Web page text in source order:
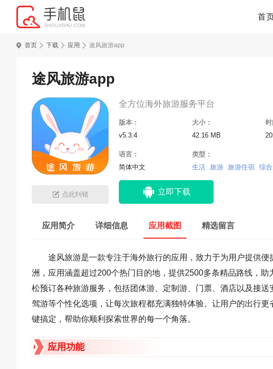
首
首页 下载 应用 途风旅游app
途风旅游app
点此纠错
全方位海外旅游服务平台
版本：
v5.3.4
大小：
42.16 MB
时
语言：
简体中文
类型：
生活
旅游 旅游住宿 综
立即下载
应用简介 详细信息 应用截图 精选留言
途风旅游是一款专注于海外旅行的应用，致力于为用户提供
洲，应用涵盖超过200个热门目的地，提供2500多条精品路线，
松预订各种旅游服务，包括团体游、定制游、门票、酒店以及接
驾游等个性化选项，让每次旅程都充满独特体验。让用户的出行
键搞定，帮助你顺利探索世界的每一个角落。
应用功能